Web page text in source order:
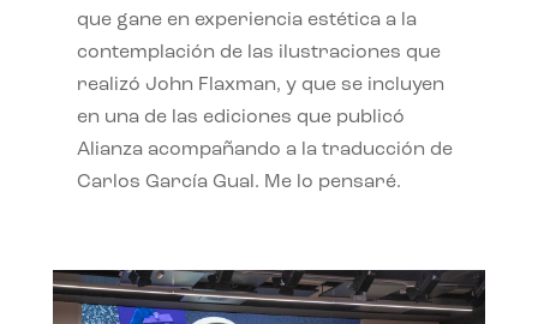
que gane en experiencia estética a la
contemplación de las ilustraciones que
realizó John Flaxman, y que se incluyen
en una de las ediciones que publicó
Alianza acompañando a la traducción de
Carlos García Gual. Me lo pensaré.